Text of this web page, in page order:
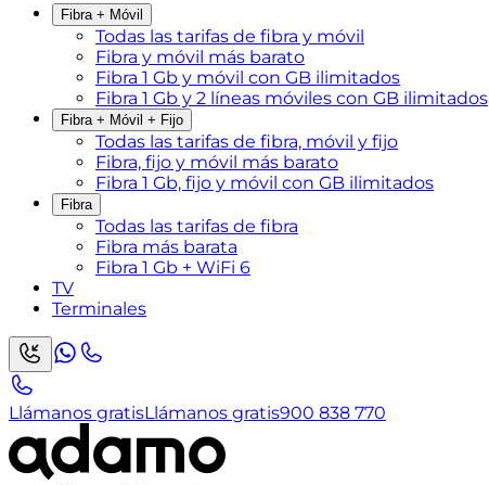
Fibra + Móvil
Todas las tarifas de fibra y móvil
Fibra y móvil más barato
Fibra 1 Gb y móvil con GB ilimitados
Fibra 1 Gb y 2 líneas móviles con GB ilimitados
Fibra + Móvil + Fijo
Todas las tarifas de fibra, móvil y fijo
Fibra, fijo y móvil más barato
Fibra 1 Gb, fijo y móvil con GB ilimitados
Fibra
Todas las tarifas de fibra
Fibra más barata
Fibra 1 Gb + WiFi 6
TV
Terminales
Llámanos gratisLlámanos gratis900 838 770